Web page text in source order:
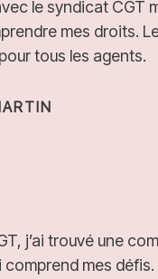
le syndicat CGT
mes droits.
tous les agents.
j’ai trouvé une
comprend mes défis.